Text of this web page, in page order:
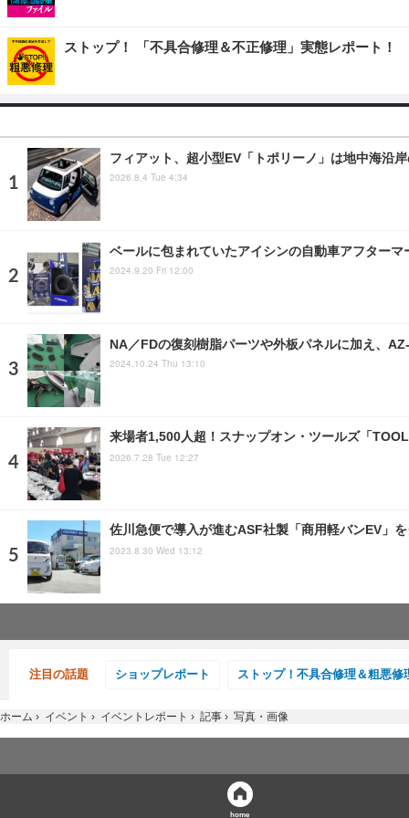
ストップ！ 「不具合修理＆不正修理」実態レポート！
フィアット、超小型EV「トポリーノ」は地中海沿
2026.8.4 Tue 4:34
ベールに包まれていたアイシンの自動車アフター
2024.9.20 Fri 12:00
NA／FDの復刻樹脂パーツや外板パネルに加え、
2024.10.24 Thu 13:10
来場者1,500人超！スナップオン・ツールズ「
2026.7.28 Tue 12:27
佐川急便で導入が進むASF社製「商用軽バンEV」
2023.8.30 Wed 13:12
注目の話題 ショップレポート ストップ！不具合修理＆粗悪修
ホーム › イベント › イベントレポート › 記事 › 写真・画像
home